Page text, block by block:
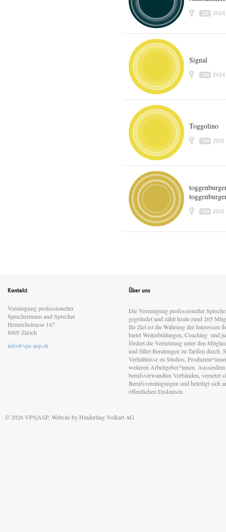
DE 2014
Signal
CH 2014
Toggolino
CH 2011
CH 2011
Kontakt
Vereinigung professioneller
Sprecherinnen und Sprecher
Heinrichstrasse 147
8005 Zürich
info@vps-asp.ch
Über uns
Die Vereinigung professioneller
gegründet und zählt heute rund 265
Ihr Ziel ist die Wahrung der Interessen
bietet Weiterbildungen, Coaching und
fördert die Vernetzung unter den
und führt Beratungen zu Tarifen durch.
Verhältnisse zu Studios,
weiteren Arbeitgeber*innen.
berufsverwandten Verbänden, vernetzt
Berufsvereinigungen und beteiligt sich
öffentlichen Diskursen.
© 2026 VPS|ASP, Website byHinderling Volkart AG